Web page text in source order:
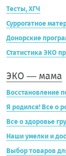
Тесты, ХГЧ
Суррогатное
Донорские
Статистика ЭКО
ЭКО — мама
Восстановление
Я родился! Все о
Все о здоровье
Наши умелки и
Выбор товаров